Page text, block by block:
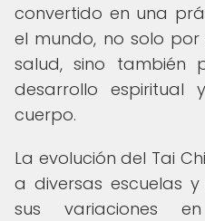
convertido en una
el mundo, no solo
salud, sino también
desarrollo espiritual
cuerpo.
La evolución del Tai
a diversas escuelas
sus variaciones